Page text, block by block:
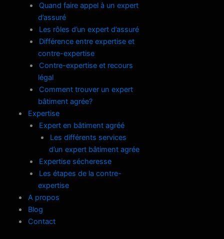
Quand faire appel à un expert
d’assuré
Les rôles d’un expert d’assuré
Différence entre expertise et
contre-expertise
Contre-expertise et recours
légal
Comment trouver un expert
bâtiment agrée?
Expertise
Expert en bâtiment agréé
Les différents services
d’un expert bâtiment agrée
Expertise sécheresse
Les étapes de la contre-
expertise
A propos
Blog
Contact